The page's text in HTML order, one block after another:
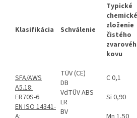
Klasifikácia Schválenie
Typické
chemické
zloženie
čistého
kovu
SFA/AWS
A5.18:
ER70S-6
EN ISO 14341-
TÜV (CE)
DB
VdTÜV ABS
LR
BV
C 0,1
Si 0,90